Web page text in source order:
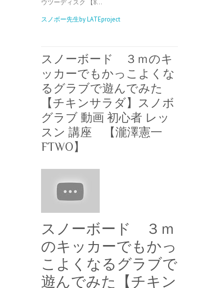
ウツーディスク 【8…
スノボー先生by LATEproject
スノーボード ３ｍのキ
ッカーでもかっこよくな
るグラブで遊んでみた
【チキンサラダ】スノボ
グラブ 動画 初心者 レッ
スン 講座 【瀧澤憲一
FTWO】
スノーボード ３ｍ
のキッカーでもかっ
こよくなるグラブで
遊んでみた【チキン